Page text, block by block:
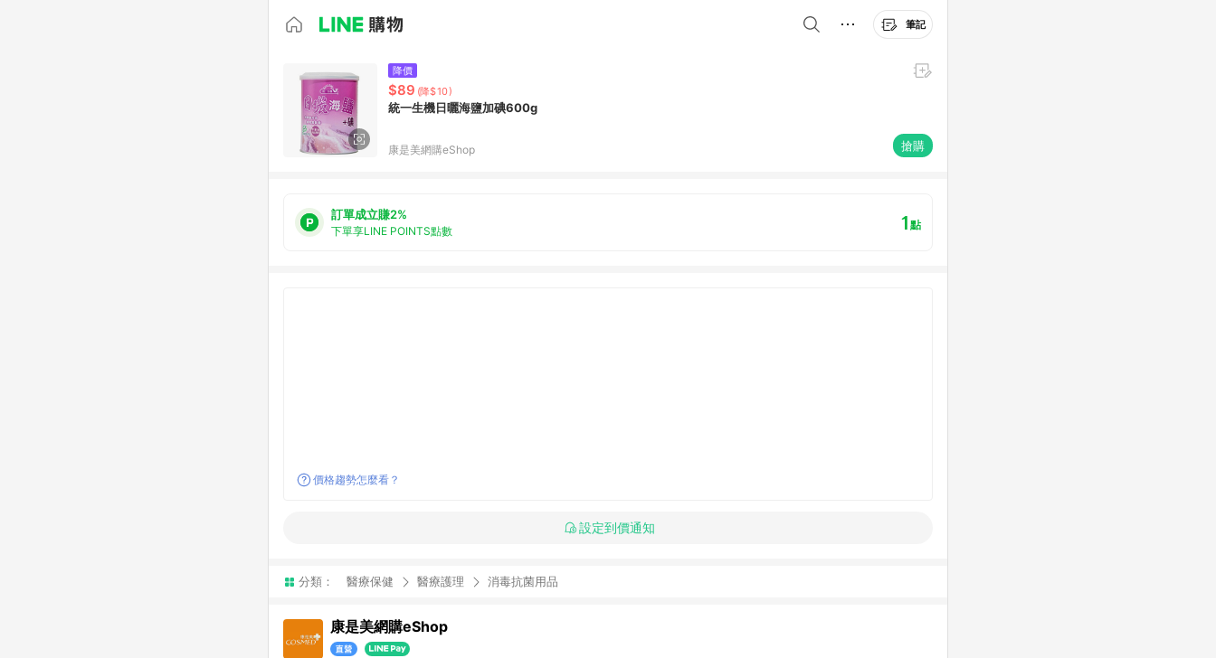
筆記
降價
$89 (降$10)
統一生機日曬海鹽加碘600g
康是美網購eShop 搶購
訂單成立賺2%
下單享LINE POINTS點數 1點
價格趨勢怎麼看？
設定到價通知
分類： 醫療保健 醫療護理 消毒抗菌用品
康是美網購eShop